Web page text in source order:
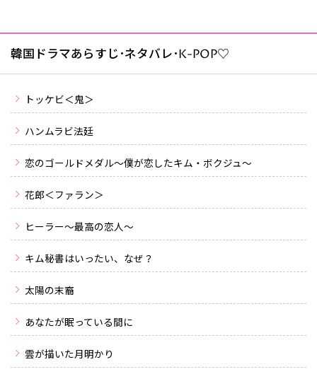
韓国ドラマあらすじ･ネタバレ･K-POP♡
トッケビ＜鬼＞
ハンムラビ法廷
恋のゴールドメダル～僕が恋したキム・ボクジュ～
花郎＜ファラン＞
ヒーラー〜最高の恋人〜
キム秘書はいったい、なぜ？
太陽の末裔
あなたが眠っている間に
雲が描いた月明かり